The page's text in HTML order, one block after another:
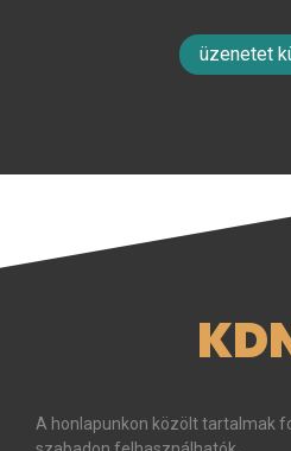
üzenetet
A honlapunkon közölt tartalmak